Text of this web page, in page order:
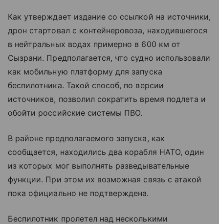
Как утверждает издание со ссылкой на источники,
дрон стартовал с контейнеровоза, находившегося
в нейтральных водах примерно в 600 км от
Сызрани. Предполагается, что судно использовали
как мобильную платформу для запуска
беспилотника. Такой способ, по версии
источников, позволил сократить время подлета и
обойти российские системы ПВО.
В районе предполагаемого запуска, как
сообщается, находились два корабля НАТО, один
из которых мог выполнять разведывательные
функции. При этом их возможная связь с атакой
пока официально не подтверждена.
Беспилотник пролетел над несколькими